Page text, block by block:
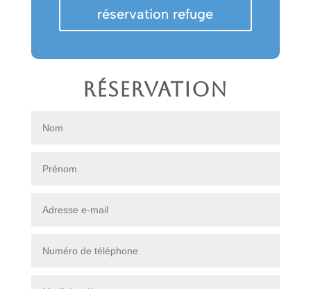
réservation refuge
Réservation